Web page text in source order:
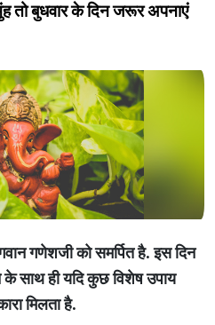
तो बुधवार के दिन जरूर अपनाएं
गणेशजी को समर्पित है. इस दिन
साथ ही यदि कुछ विशेष उपाय
मिलता है.